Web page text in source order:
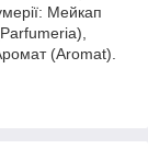
Мейкап
(Aromat).